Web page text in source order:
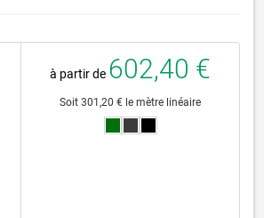
à partir de 602,40 €
Soit 301,20 € le mètre linéaire